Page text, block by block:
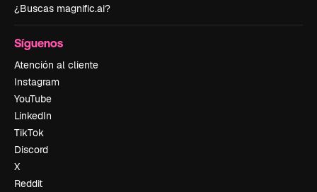
¿Buscas magnific.ai?
Síguenos
Atención al cliente
Instagram
YouTube
LinkedIn
TikTok
Discord
X
Reddit